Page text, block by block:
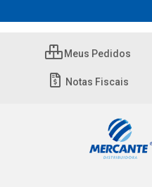
Meus Pedidos
Notas Fiscais